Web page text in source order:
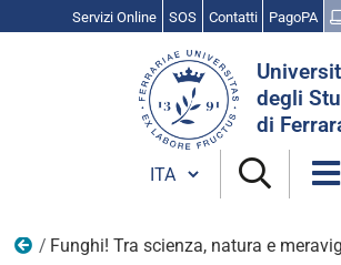
Servizi Online SOS Contatti PagoPA
degli
di
Cambia lingua
I progetti di Public Engagement 2026
Funghi! Tra scienza, natura e